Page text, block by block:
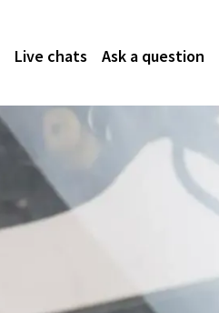
Live chats Ask a question